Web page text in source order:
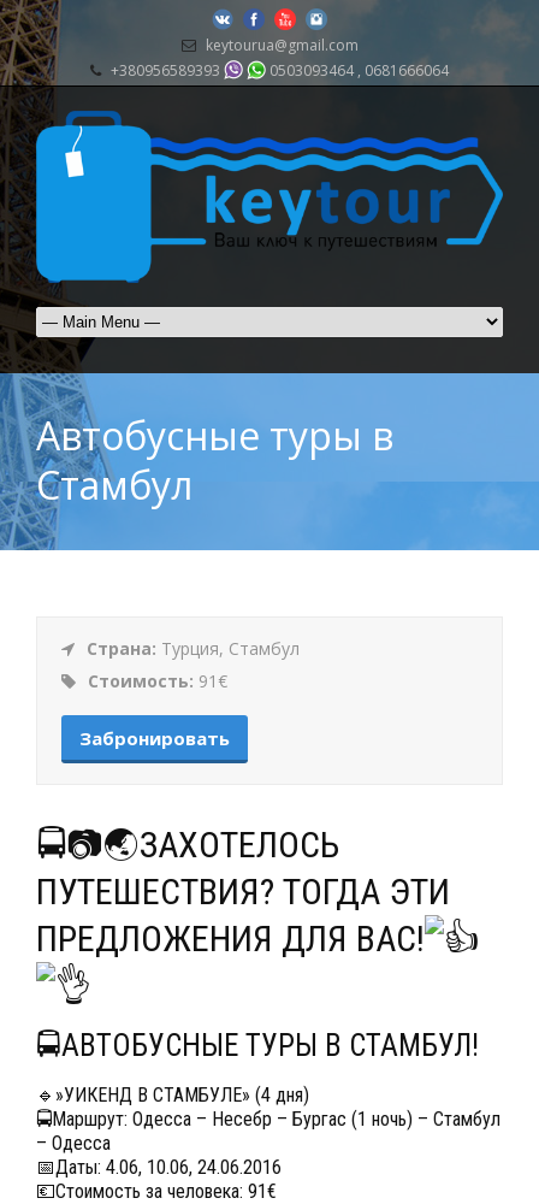
keytourua@gmail.com
+380956589393
0503093464 , 0681666064
Автобусные туры в
Стамбул
Страна: Турция, Стамбул
Стоимость: 91€
Забронировать
🚍📷🌏ЗАХОТЕЛОСЬ
ПУТЕШЕСТВИЯ? ТОГДА ЭТИ
ПРЕДЛОЖЕНИЯ ДЛЯ ВАС!
🚍АВТОБУСНЫЕ ТУРЫ В СТАМБУЛ!
🔹»УИКЕНД В СТАМБУЛЕ» (4 дня)
🚍Маршрут: Одесса – Несебр – Бургас (1 ночь) – Стамбул
– Одесса
📅Даты: 4.06, 10.06, 24.06.2016
💶Стоимость за человека: 91€